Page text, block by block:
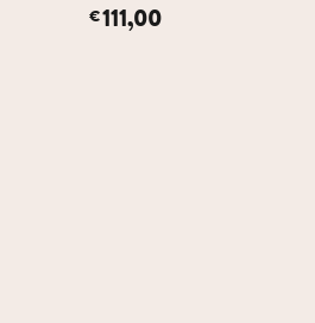
€111,00